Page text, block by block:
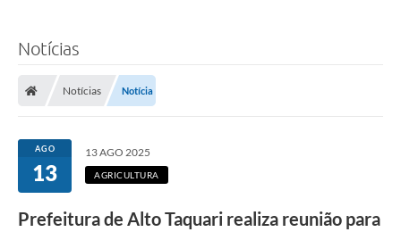
Notícias
Notícias Notícia
AGO
13
13 AGO 2025
AGRICULTURA
Prefeitura de Alto Taquari realiza reunião para